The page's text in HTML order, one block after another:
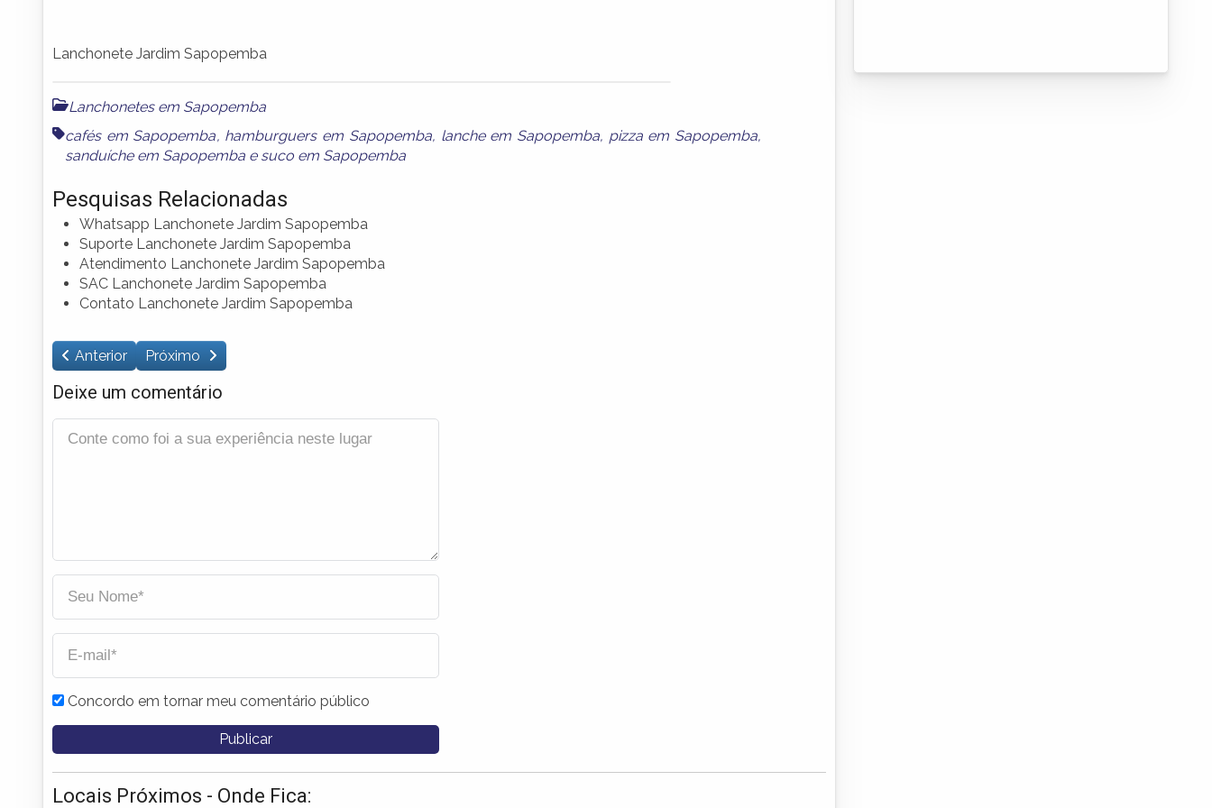
Lanchonete Jardim Sapopemba
Lanchonetes em Sapopemba
cafés em Sapopemba, hamburguers em Sapopemba, lanche em Sapopemba, pizza em Sapopemba,
sanduíche em Sapopemba e suco em Sapopemba
Pesquisas Relacionadas
Whatsapp Lanchonete Jardim Sapopemba
Suporte Lanchonete Jardim Sapopemba
Atendimento Lanchonete Jardim Sapopemba
SAC Lanchonete Jardim Sapopemba
Contato Lanchonete Jardim Sapopemba
Anterior Próximo
Deixe um comentário
Concordo em tornar meu comentário público
Locais Próximos - Onde Fica: